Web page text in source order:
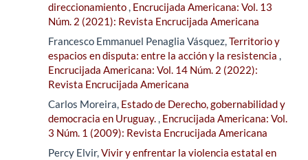
direccionamiento, Encrucijada Americana: Vol. 13
Núm. 2 (2021): Revista Encrucijada Americana
Francesco Emmanuel Penaglia Vásquez,Territorio y
espacios en disputa: entre la acción y la resistencia ,
Encrucijada Americana: Vol. 14 Núm. 2 (2022):
Revista Encrucijada Americana
Carlos Moreira, Estado de Derecho, gobernabilidad y
democracia en Uruguay., Encrucijada Americana: Vol.
3 Núm. 1 (2009): Revista Encrucijada Americana
Percy Elvir,Vivir y enfrentar la violencia estatal en